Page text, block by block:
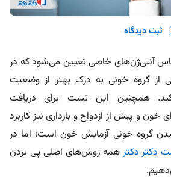
ثبت دیدگاه
آنتی‌ژن‌های خاصی تعیین می‌شود که در
از گروه خونی به درک بهتر از وضعیت
همچنین این تست برای دریافت
خون و پیش از ازدواج و بارداری نیز کاربرد
گروه خونی آزمایش خون است؛ اما در
دکتر دکتر همه روش‌های اصلی پی بردن